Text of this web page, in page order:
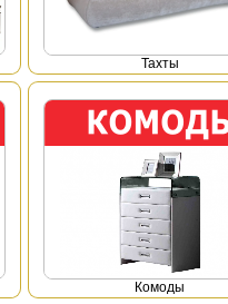
Тахты
Комоды